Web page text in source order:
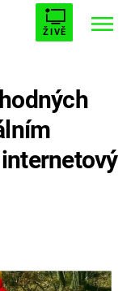
ŽIVĚ